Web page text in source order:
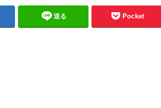
送る Pocket